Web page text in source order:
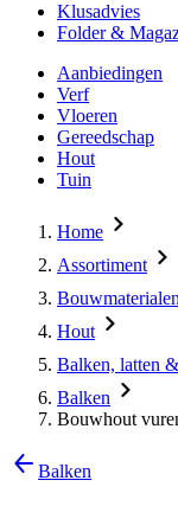
Klusadvies
Folder &
Aanbiedingen
Verf
Vloeren
Gereedschap
Hout
Tuin
Home
Assortiment
Hout
Balken, latten
Balken
Bouwhout
Balken